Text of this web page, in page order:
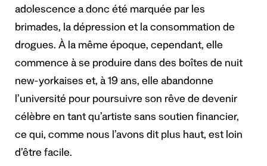
adolescence a donc été marquée par les
brimades, la dépression et la consommation de
drogues. À la même époque, cependant, elle
commence à se produire dans des boîtes de nuit
new-yorkaises et, à 19 ans, elle abandonne
l’université pour poursuivre son rêve de devenir
célèbre en tant qu’artiste sans soutien financier,
ce qui, comme nous l’avons dit plus haut, est loin
d’être facile.